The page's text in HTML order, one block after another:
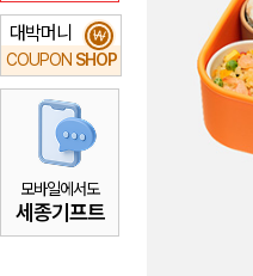
대박머니
COUPON SHOP
₩
모바일에서도
세종기프트